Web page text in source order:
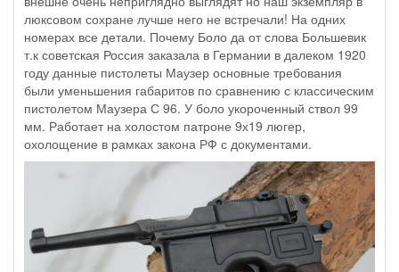
люксовом сохране лучше него не встречали! На одних
номерах все детали. Почему Боло да от слова Большевик
т.к советская Россия заказала в Германии в далеком 1920
году данные пистолеты Маузер основные требования
были уменьшения габаритов по сравнению с классическим
пистолетом Маузера С 96. У боло укороченный ствол 99
мм. Работает на холостом патроне 9х19 люгер,
охолощение в рамках закона РФ с документами.